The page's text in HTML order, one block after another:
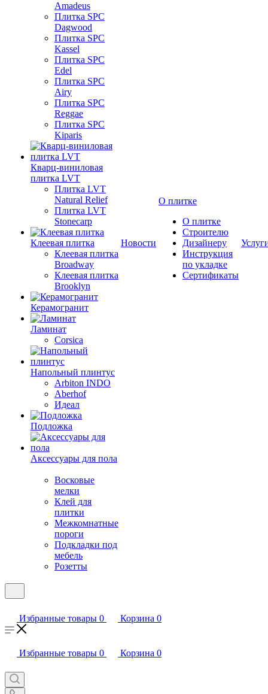
Amadeus
Плитка SPC
Dagwood
Плитка SPC
Kassel
Плитка SPC
Edel
Плитка SPC
Airy
Плитка SPC
Reggae
Плитка SPC
Kiparis
Кварц-виниловая
плитка LVT
Плитка LVT
Natural Relief
Плитка LVT
Stonecarp
Клеевая плитка
Клеевая плитка
Broadway
Клеевая плитка
Brooklyn
Керамогранит
Ламинат
Corsica
Напольный плинтус
Arbiton INDO
Aberhof
Идеал
Подложка
Аксессуары для пола
Восковые
мелки
Клей для
плитки
Межкомнатные
пороги
Подкладки под
мебель
Розетты
Новости
О плитке
О плитке
Строителю
Дизайнеру
Инструкция
по укладке
Сертификаты
Избранные товары 0 Корзина 0
Избранные товары 0 Корзина 0